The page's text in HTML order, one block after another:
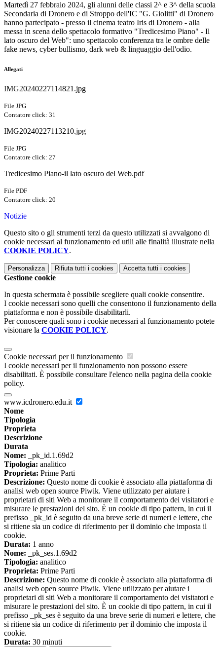
Martedì 27 febbraio 2024, gli alunni delle classi 2^ e 3^ della scuola
Secondaria di Dronero e di Stroppo dell'IC "G. Giolitti" di Dronero
hanno partecipato - presso il cinema teatro Iris di Dronero - alla
messa in scena dello spettacolo formativo "Tredicesimo Piano" - Il
lato oscuro del Web": uno spettacolo conferenza tra le ombre delle
fake news, cyber bullismo, dark web & linguaggio dell'odio.
Allegati
IMG20240227114821.jpg
File JPG
Contatore click: 31
IMG20240227113210.jpg
File JPG
Contatore click: 27
Tredicesimo Piano-il lato oscuro del Web.pdf
File PDF
Contatore click: 20
Notizie
Questo sito o gli strumenti terzi da questo utilizzati si avvalgono di
cookie necessari al funzionamento ed utili alle finalità illustrate nella
COOKIE POLICY.
Personalizza Rifiuta tutti i cookies Accetta tutti i cookies
Gestione cookie
In questa schermata è possibile scegliere quali cookie consentire.
I cookie necessari sono quelli che consentono il funzionamento della
piattaforma e non è possibile disabilitarli.
Per conoscere quali sono i cookie necessari al funzionamento potete
visionare la COOKIE POLICY.
Cookie necessari per il funzionamento
I cookie necessari per il funzionamento non possono essere
disabilitati. È possibile consultare l'elenco nella pagina della cookie
policy.
www.icdronero.edu.it
Nome
Tipologia
Proprieta
Descrizione
Durata
Nome: _pk_id.1.69d2
Tipologia: analitico
Proprieta: Prime Parti
Descrizione: Questo nome di cookie è associato alla piattaforma di
analisi web open source Piwik. Viene utilizzato per aiutare i
proprietari di siti Web a monitorare il comportamento dei visitatori e
misurare le prestazioni del sito. È un cookie di tipo pattern, in cui il
prefisso _pk_id è seguito da una breve serie di numeri e lettere, che
si ritiene sia un codice di riferimento per il dominio che imposta il
cookie.
Durata: 1 anno
Nome: _pk_ses.1.69d2
Tipologia: analitico
Proprieta: Prime Parti
Descrizione: Questo nome di cookie è associato alla piattaforma di
analisi web open source Piwik. Viene utilizzato per aiutare i
proprietari di siti Web a monitorare il comportamento dei visitatori e
misurare le prestazioni del sito. È un cookie di tipo pattern, in cui il
prefisso _pk_ses è seguito da una breve serie di numeri e lettere, che
si ritiene sia un codice di riferimento per il dominio che imposta il
cookie.
Durata: 30 minuti